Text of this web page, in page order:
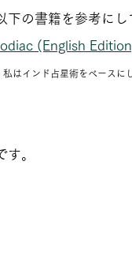
下の書籍を参考にし
(English
はインド占星術をベースに
。